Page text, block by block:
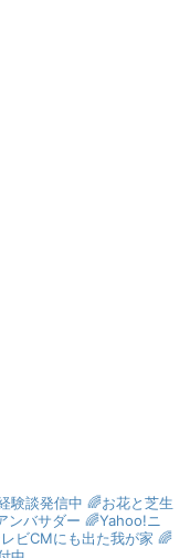
験談発信中 🌈お花と芝生
ンバサダー 🌈Yahoo!ニ
ビCMにも出た我が家 🌈